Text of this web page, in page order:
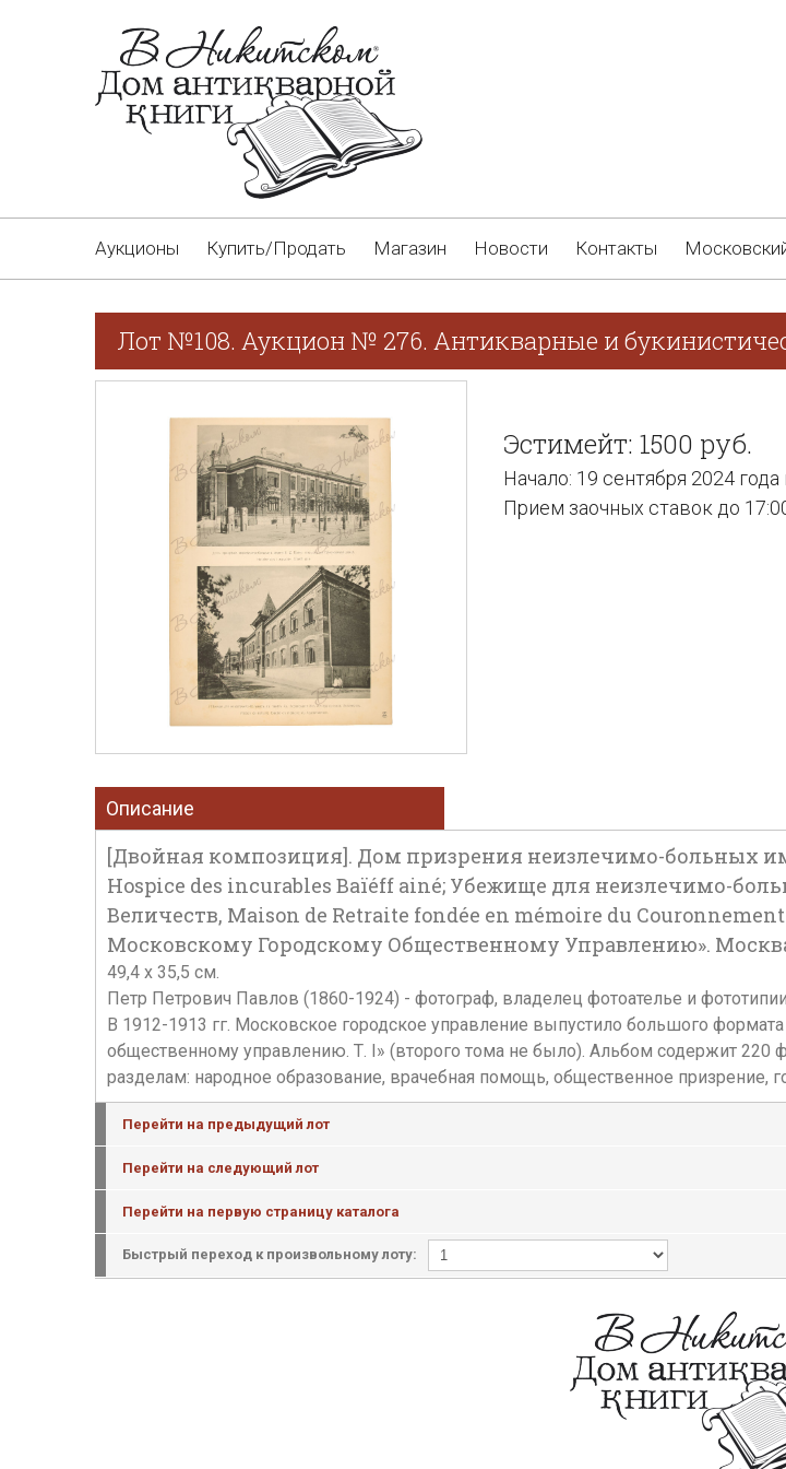
Аукционы Купить/Продать Магазин Новости Контакты
Лот №108. Аукцион № 276. Антикварные и
Эстимейт: 1500 руб.
Начало: 19 сентября 2024 года
Прием заочных ставок до
Описание
[Двойная композиция]. Дом призрения неизлечимо-больных
Hospice des incurables Baïéff ainé; Убежище для неизлечимо-
Величеств, Maison de Retraite fondée en mémoire du
Московскому Городскому Общественному Управлению».
49,4 х 35,5 см.
Петр Петрович Павлов (1860-1924) - фотограф, владелец фотоателье и
В 1912-1913 гг. Московское городское управление выпустило большого
общественному управлению. Т. I» (второго тома не было). Альбом содержит
разделам: народное образование, врачебная помощь, общественное призрение,
Перейти на предыдущий лот
Перейти на следующий лот
Перейти на первую страницу каталога
Быстрый переход к произвольному лоту: